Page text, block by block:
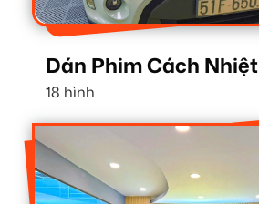
Dán Phim Cách Nhiệt
18 hình